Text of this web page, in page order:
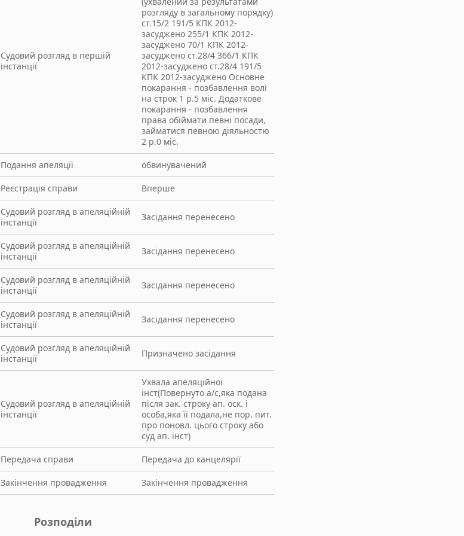
Судовий розгляд в першій
інстанції
розгляду в загальному порядку)
ст.15/2 191/5 КПК 2012-
засуджено 255/1 КПК 2012-
засуджено 70/1 КПК 2012-
засуджено ст.28/4 366/1 КПК
2012-засуджено ст.28/4 191/5
КПК 2012-засуджено Основне
покарання - позбавлення волі
на строк 1 р.5 міс. Додаткове
покарання - позбавлення
права обіймати певні посади,
займатися певною діяльностю
2 р.0 міс.
Подання апеляції обвинувачений
Реєстрація справи Вперше
Судовий розгляд в апеляційній
інстанції
Засідання перенесено
Судовий розгляд в апеляційній
інстанції
Засідання перенесено
Судовий розгляд в апеляційній
інстанції
Засідання перенесено
Судовий розгляд в апеляційній
інстанції
Засідання перенесено
Судовий розгляд в апеляційній
інстанції
Призначено засідання
Судовий розгляд в апеляційній
інстанції
Ухвала апеляційної
інст(Повернуто а/с,яка подана
після зак. строку ап. оск. і
особа,яка її подала,не пор. пит.
про поновл. цього строку або
суд ап. інст)
Передача справи Передача до канцелярії
Закінчення провадження Закінчення провадження
Розподіли